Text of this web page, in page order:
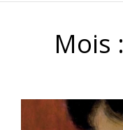
Mois :